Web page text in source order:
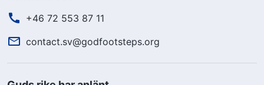
+46 72 553 87 11
contact.sv@godfootsteps.org